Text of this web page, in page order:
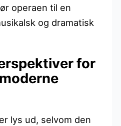
operaen til en
og dramatisk
for
lys ud, selvom den